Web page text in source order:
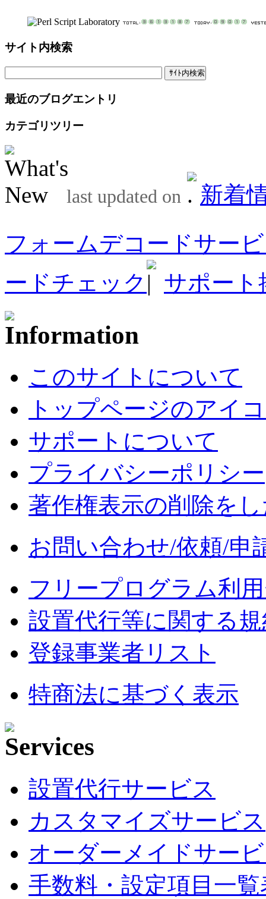
サイト内検索
最近のブログエントリ
カテゴリツリー
last updated on
新着
フォームデコードサー
ードチェック
サポート
このサイトについて
トップページのアイ
サポートについて
プライバシーポリシー
著作権表示の削除を
お問い合わせ/依頼/申
フリープログラム利
設置代行等に関する
登録事業者リスト
特商法に基づく表示
設置代行サービス
カスタマイズサービス
オーダーメイドサー
手数料・設定項目一覧